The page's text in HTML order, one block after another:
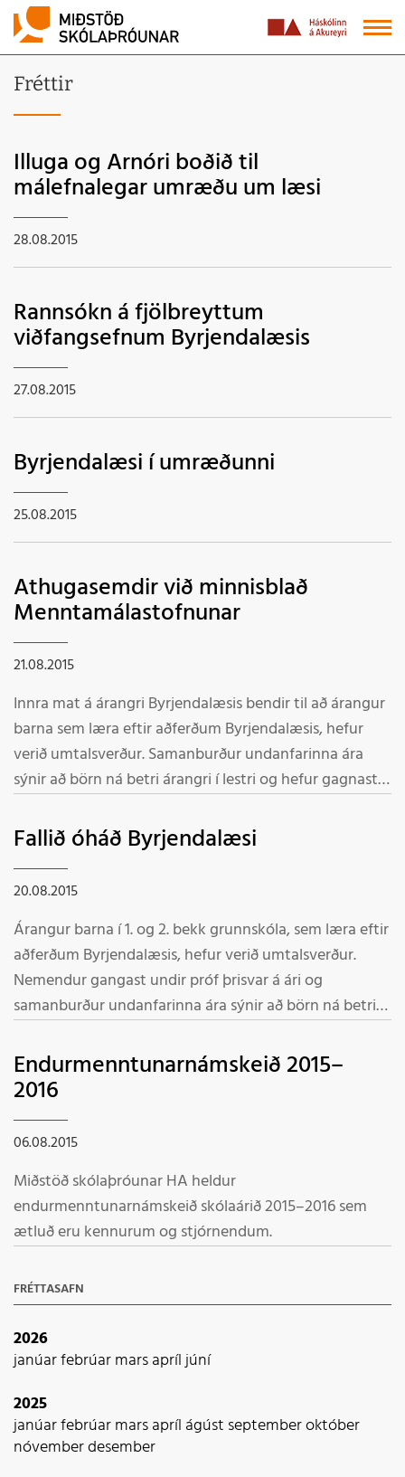
Fréttir
Illuga og Arnóri boðið til
málefnalegar umræðu um læsi
28.08.2015
Rannsókn á fjölbreyttum
viðfangsefnum Byrjendalæsis
27.08.2015
Byrjendalæsi í umræðunni
25.08.2015
Athugasemdir við minnisblað
Menntamálastofnunar
21.08.2015
Innra mat á árangri Byrjendalæsis bendir til að árangur
barna sem læra eftir aðferðum Byrjendalæsis, hefur
verið umtalsverður. Samanburður undanfarinna ára
sýnir að börn ná betri árangri í lestri og hefur gagnast
Minnisblað Menntamálastofnunar getur ekki talist
áreiðanlegt mat á langtímaáhrifum verkefnisins fyrir
námsframvindu þeirra nemenda sem tóku þátt í því við
Fallið óháð Byrjendalæsi
20.08.2015
Árangur barna í 1. og 2. bekk grunnskóla, sem læra eftir
aðferðum Byrjendalæsis, hefur verið umtalsverður.
Nemendur gangast undir próf þrisvar á ári og
samanburður undanfarinna ára sýnir að börn ná betri
læra að lesa hefur fækkað verulega.
Endurmenntunarnámskeið 2015–
2016
06.08.2015
Miðstöð skólaþróunar HA heldur
endurmenntunarnámskeið skólaárið 2015–2016 sem
ætluð eru kennurum og stjórnendum.
FRÉTTASAFN
2026
janúarfebrúarmarsapríljúní
2025
janúarfebrúarmarsapríl ágúst septemberoktóber
nóvemberdesember